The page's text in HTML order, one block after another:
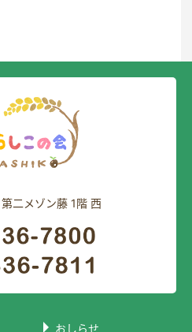
二メゾン藤 1階 西
おしらせ